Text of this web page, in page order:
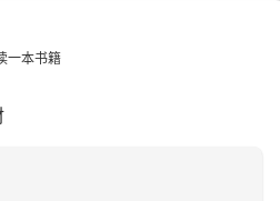
一本书籍